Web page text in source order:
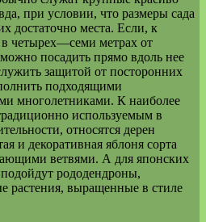
при условии, что размеры сада
достаточно места. Если, к
четырех—семи метрах от
посадить прямо вдоль нее
защитой от посторонних
подходящими
многолетниками. К наиболее
используемым в
относятся дерен
и декоративная яблоня сорта
ветвями. А для японских
рододендроны,
растения, выращенные в стиле